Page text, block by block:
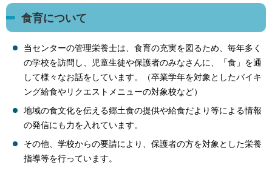
食育について
当センターの管理栄養士は、食育の充実を図るため、毎年多く
の学校を訪問し、児童生徒や保護者のみなさんに、「食」を通
して様々なお話をしています。（卒業学年を対象としたバイキ
ング給食やリクエストメニューの対象校など）
地域の食文化を伝える郷土食の提供や給食だより等による情報
の発信にも力を入れています。
その他、学校からの要請により、保護者の方を対象とした栄養
指導等を行っています。